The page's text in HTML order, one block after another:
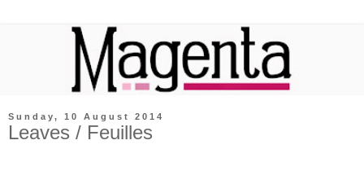
Sunday, 10 August 2014
Leaves / Feuilles